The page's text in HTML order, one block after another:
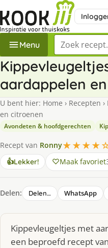
Menu Zoek een
aardappelen
U bent hier: Home › Recepten ›
en citroenen
Avondeten & hoofdgerechten
Recept van Ronny
👍Lekker! Maak favoriet
Delen: Delen… WhatsApp
Kippevleugeltjes met
een beproefd recept